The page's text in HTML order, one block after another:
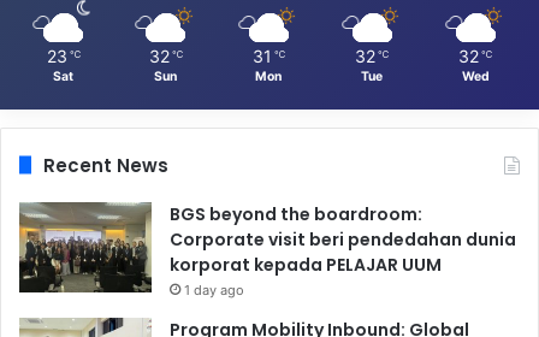
23 ℃
Sat
32 ℃
Sun
31 ℃
Mon
32 ℃
Tue
32 ℃
Wed
Recent News
BGS beyond the boardroom:
Corporate visit beri pendedahan dunia
korporat kepada PELAJAR UUM
1 day ago
Program Mobility Inbound: Global